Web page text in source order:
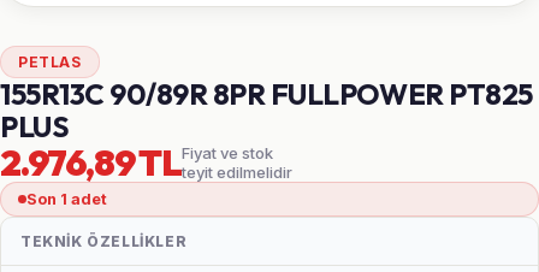
PETLAS
155R13C 90/89R 8PR FULLPOWER PT825
PLUS
2.976,89 TLFiyat ve stok
teyit edilmelidir
Son 1 adet
TEKNIK ÖZELLIKLER